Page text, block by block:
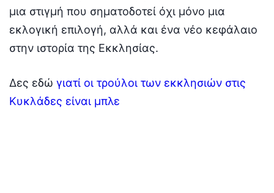
μια στιγμή που σηματοδοτεί όχι μόνο μια
εκλογική επιλογή, αλλά και ένα νέο κεφάλαιο
στην ιστορία της Εκκλησίας.
Δες εδώ γιατί οι τρούλοι των εκκλησιών στις
Κυκλάδες είναι μπλε